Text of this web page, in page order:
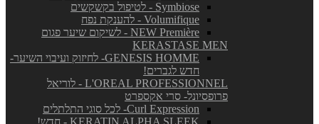
Symbiose - לטיפול בקשקשים
Volumifique - להענקת נפח
NEW Première - לשיקום שיער פגום
KERASTASE MEN
GENESIS HOMME- לחיזוק ועיבוי השיער-
חדש לגברים!
L'OREAL PROFESSIONNEL - לוריאל
פרופסיונל- סרי אקספרט
Curl Expression- לכל סוגי התלתלים
KERATIN ALPHA SLEEK - חדש!